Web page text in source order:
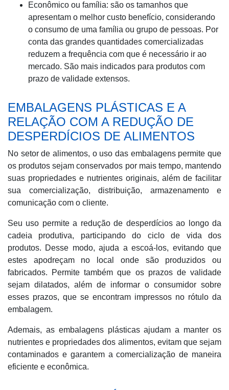
Econômico ou família: são os tamanhos que
apresentam o melhor custo benefício, considerando
o consumo de uma família ou grupo de pessoas. Por
conta das grandes quantidades comercializadas
reduzem a frequência com que é necessário ir ao
mercado. São mais indicados para produtos com
prazo de validade extensos.
EMBALAGENS PLÁSTICAS E A
RELAÇÃO COM A REDUÇÃO DE
DESPERDÍCIOS DE ALIMENTOS
No setor de alimentos, o uso das embalagens permite que
os produtos sejam conservados por mais tempo, mantendo
suas propriedades e nutrientes originais, além de facilitar
sua comercialização, distribuição, armazenamento e
comunicação com o cliente.
Seu uso permite a redução de desperdícios ao longo da
cadeia produtiva, participando do ciclo de vida dos
produtos. Desse modo, ajuda a escoá-los, evitando que
estes apodreçam no local onde são produzidos ou
fabricados. Permite também que os prazos de validade
sejam dilatados, além de informar o consumidor sobre
esses prazos, que se encontram impressos no rótulo da
embalagem.
Ademais, as embalagens plásticas ajudam a manter os
nutrientes e propriedades dos alimentos, evitam que sejam
contaminados e garantem a comercialização de maneira
eficiente e econômica.